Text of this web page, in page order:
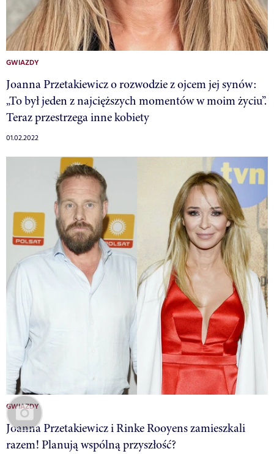
GWIAZDY
Joanna Przetakiewicz o rozwodzie z ojcem jej synów:
„To był jeden z najcięższych momentów w moim życiu”.
Teraz przestrzega inne kobiety
01.02.2022
GWIAZDY
Joanna Przetakiewicz i Rinke Rooyens zamieszkali
razem! Planują wspólną przyszłość?